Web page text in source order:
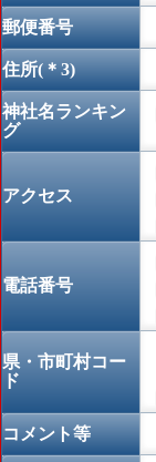
郵便番号
住所(＊3)
神社名ランキン
グ
アクセス
電話番号
県・市町村コー
ド
コメント等